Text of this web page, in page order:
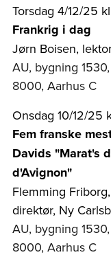
Torsdag 4/12/25
Frankrig i dag
Jørn Boisen,
AU, bygning
8000, Aarhus C
Onsdag 10/12/25
Fem franske
Davids "Marat's
d'Avignon"
Flemming
direktør, Ny
AU, bygning
8000, Aarhus C